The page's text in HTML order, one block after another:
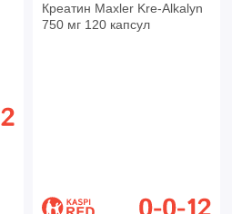
Креатин Maxler Kre-Alkalyn
750 мг 120 капсул